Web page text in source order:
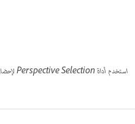
استخدم أداة Perspective Selection لإحضار الكائنات إلى شبكة المنظور